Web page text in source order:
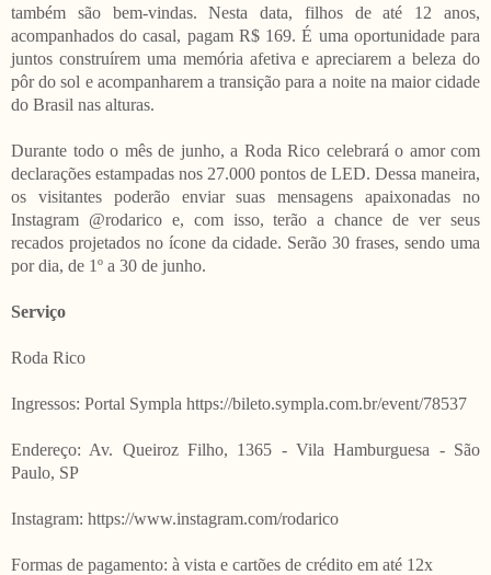
também são bem-vindas. Nesta data, filhos de até 12 anos,
acompanhados do casal, pagam R$ 169. É uma oportunidade para
juntos construírem uma memória afetiva e apreciarem a beleza do
pôr do sol e acompanharem a transição para a noite na maior cidade
do Brasil nas alturas.
Durante todo o mês de junho, a Roda Rico celebrará o amor com
declarações estampadas nos 27.000 pontos de LED. Dessa maneira,
os visitantes poderão enviar suas mensagens apaixonadas no
Instagram @rodarico e, com isso, terão a chance de ver seus
recados projetados no ícone da cidade. Serão 30 frases, sendo uma
por dia, de 1º a 30 de junho.
Serviço
Roda Rico
Ingressos: Portal Sympla https://bileto.sympla.com.br/event/78537
Endereço: Av. Queiroz Filho, 1365 - Vila Hamburguesa - São
Paulo, SP
Instagram: https://www.instagram.com/rodarico
Formas de pagamento: à vista e cartões de crédito em até 12x